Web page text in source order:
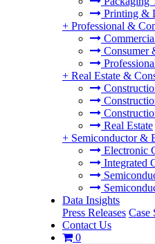
Printing &
+ Professional &
Consumer
+ Real Estate &
Real Estate
+ Semiconductor &
Electronic
Integrated
Data Insights
Press Releases Case
Contact Us
0